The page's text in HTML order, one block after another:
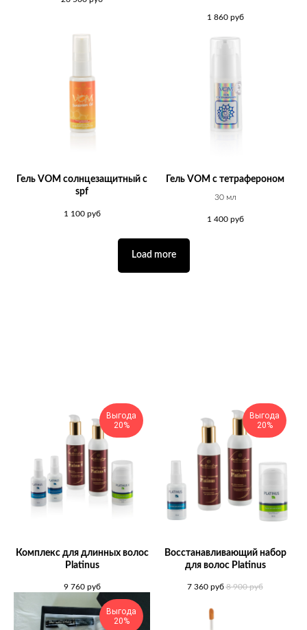
1 860 руб
Гель VOM солнцезащитный с
spf
1 100 руб
Гель VOM с тетрафероном
30 мл
1 400 руб
Load more
Выгода
20%
Комплекс для длинных волос
Platinus
9 760 руб
Выгода
20%
Восстанавливающий набор
для волос Platinus
7 360 руб 8 900 руб
Выгода
20%